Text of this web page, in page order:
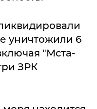
уничтожили 6
"Мста-
ЗРК